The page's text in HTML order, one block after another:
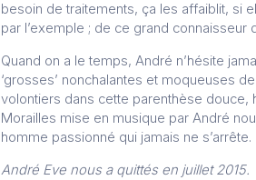
besoin de traitements, ça les affaiblit, si
par l’exemple ; de ce grand connaisseur
Quand on a le temps, André n’hésite
‘grosses’ nonchalantes et moqueuses
volontiers dans cette parenthèse douce,
Morailles mise en musique par André
homme passionné qui jamais ne s’arrête.
André Eve nous a quittés en juillet 2015.